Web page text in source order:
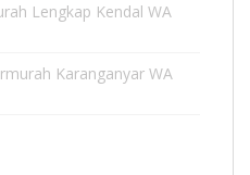
Lengkap Kendal WA
Karanganyar WA